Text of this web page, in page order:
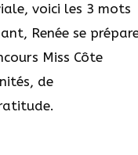
voici les 3 mots
Renée se
Miss Côte
de